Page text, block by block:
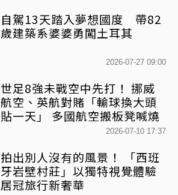
自駕13天踏入夢想國度 帶82
歲建築系婆婆勇闖土耳其
2026-07-27 09:00
世足8強未戰空中先打！ 挪威
航空、英航對賭「輸球換大頭
貼一天」 多國航空搬板凳喊燒
2026-07-10 17:37
拍出別人沒有的風景！ 「西班
牙岩壁村莊」以獨特視覺體驗
居冠旅行新奢華